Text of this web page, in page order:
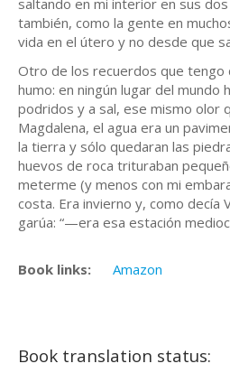
saltando en mi interior en sus
también, como la gente en
vida en el útero y no desde que
Otro de los recuerdos que tengo
humo: en ningún lugar del
podridos y a sal, ese mismo olor
Magdalena, el agua era un
la tierra y sólo quedaran las
huevos de roca trituraban
meterme (y menos con mi
costa. Era invierno y, como decía
garúa: “—era esa estación
Book links: Amazon
Book translation status: